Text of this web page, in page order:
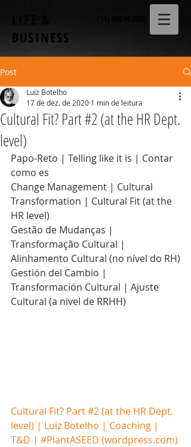
BUSINESS
Post
Cultural Fit? Part #2 (at the HR Dept.
level)
Luiz Botelho
17 de dez. de 2020 1 min de leitura
Papo-Reto | Telling like it is | Contar
como es
Change Management | Cultural
Transformation | Cultural Fit (at the
HR level)
Gestão de Mudanças |
Transformação Cultural |
Alinhamento Cultural (no nível do RH)
Gestión del Cambio |
Transformación Cultural | Ajuste
Cultural (a nivel de RRHH)
Cultural Fit? Part #2 (at the HR Dept.
level) | Luiz Botelho | Coaching |
T&D | #PlantASEED (wordpress.com)